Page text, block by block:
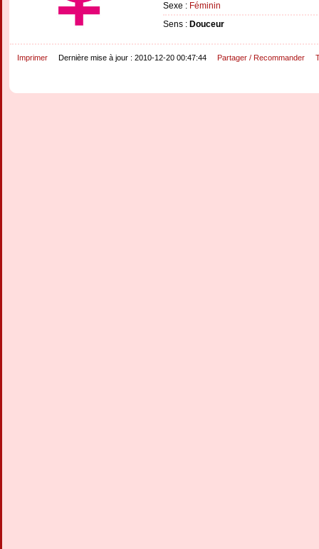
Sexe : Féminin
Sens : Douceur
Imprimer Dernière mise à jour : 2010-12-20 00:47:44 Partager / Recommander